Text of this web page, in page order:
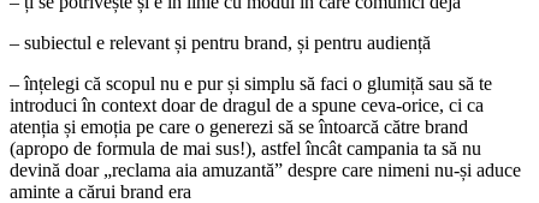
– subiectul e relevant și pentru brand, și pentru audiență
– înțelegi că scopul nu e pur și simplu să faci o glumiță sau să te
introduci în context doar de dragul de a spune ceva-orice, ci ca
atenția și emoția pe care o generezi să se întoarcă către brand
(apropo de formula de mai sus!), astfel încât campania ta să nu
devină doar „reclama aia amuzantă” despre care nimeni nu-și aduce
aminte a cărui brand era